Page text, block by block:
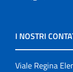
I NOSTRI
Viale Regina